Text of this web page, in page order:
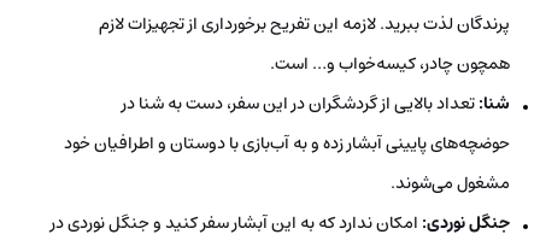
پرندگان لذت ببرید. لازمه این تفریح برخورداری از تجهیزات لازم
همچون چادر، کیسه‌خواب و… است.
شنا:تعداد بالایی از گردشگران در این سفر، دست به شنا در
حوضچه‌های پایینی آبشار زده و به آب‌بازی با دوستان و اطرافیان خود
مشغول می‌شوند.
جنگل‌ نوردی: امکان ندارد که به این آبشار سفر کنید و جنگل ‌نوردی در